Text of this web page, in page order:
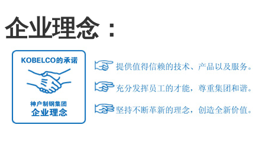
企业理念：